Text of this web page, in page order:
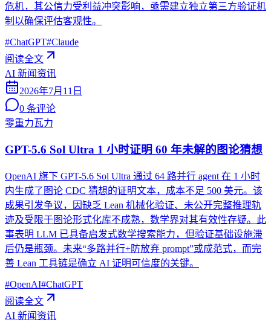
危机，其公信力受利益冲突影响，亟需建立独立第三方验证机
制以确保评估客观性。
#ChatGPT#Claude
阅读全文
AI 新闻资讯
2026年7月11日
0 条评论
零重力瓦力
GPT-5.6 Sol Ultra 1 小时证明 60 年未解的图论猜想
OpenAI 旗下 GPT-5.6 Sol Ultra 通过 64 路并行 agent 在 1 小时
内生成了图论 CDC 猜想的证明文本，成本不足 500 美元。该
成果引发争议，因缺乏 Lean 机械化验证、未公开完整推理轨
迹及受限于图论形式化库不成熟，数学界对其有效性存疑。此
事表明 LLM 已具备启发式数学搜索能力，但验证基础设施滞
后仍是瓶颈。未来“多路并行+防放弃 prompt”或成范式，而完
善 Lean 工具链是确立 AI 证明可信度的关键。
#OpenAI#ChatGPT
阅读全文
AI 新闻资讯